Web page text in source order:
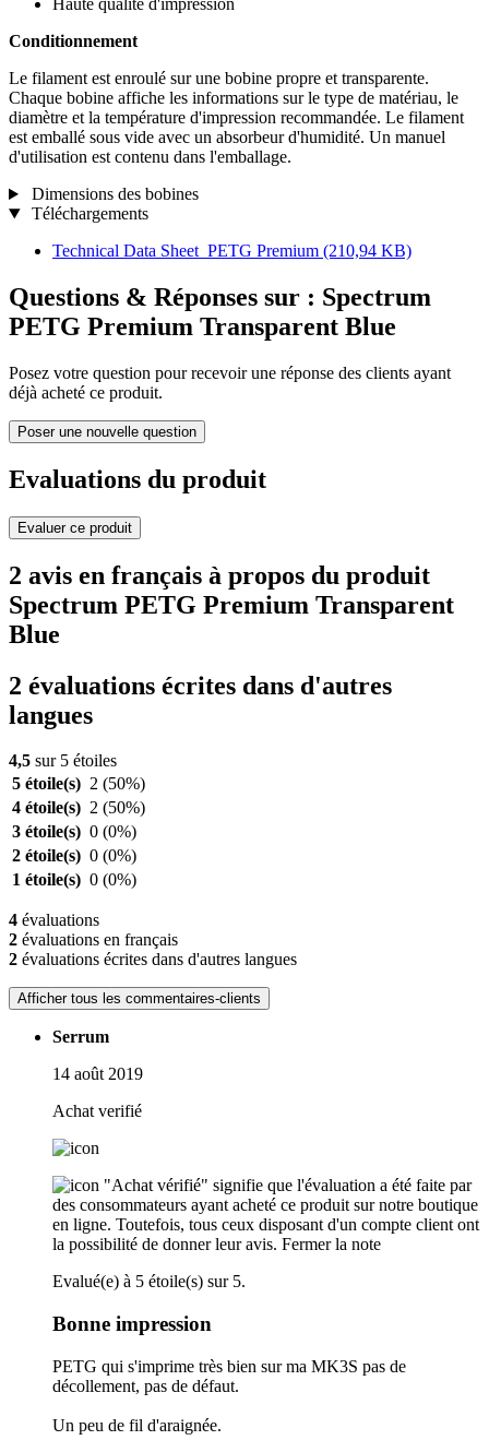
Haute qualité d'impression
Conditionnement
Le filament est enroulé sur une bobine propre et transparente.
Chaque bobine affiche les informations sur le type de matériau, le
diamètre et la température d'impression recommandée. Le filament
est emballé sous vide avec un absorbeur d'humidité. Un manuel
d'utilisation est contenu dans l'emballage.
Dimensions des bobines
Téléchargements
Technical Data Sheet_PETG Premium (210,94 KB)
Questions & Réponses sur : Spectrum
PETG Premium Transparent Blue
Posez votre question pour recevoir une réponse des clients ayant
déjà acheté ce produit.
Poser une nouvelle question
Evaluations du produit
Evaluer ce produit
2 avis en français à propos du produit
Spectrum PETG Premium Transparent
Blue
2 évaluations écrites dans d'autres
langues
4,5 sur 5 étoiles
5 étoile(s) 2 (50%)
4 étoile(s) 2 (50%)
3 étoile(s) 0 (0%)
2 étoile(s) 0 (0%)
1 étoile(s) 0 (0%)
4 évaluations
2 évaluations en français
2 évaluations écrites dans d'autres langues
Afficher tous les commentaires-clients
Serrum
14 août 2019
Achat verifié
"Achat vérifié" signifie que l'évaluation a été faite par
des consommateurs ayant acheté ce produit sur notre boutique
en ligne. Toutefois, tous ceux disposant d'un compte client ont
la possibilité de donner leur avis. Fermer la note
Evalué(e) à 5 étoile(s) sur 5.
Bonne impression
PETG qui s'imprime très bien sur ma MK3S pas de
décollement, pas de défaut.
Un peu de fil d'araignée.